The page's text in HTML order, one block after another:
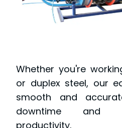
Whether you're
or duplex steel, our
smooth and
downtime and
productivity.